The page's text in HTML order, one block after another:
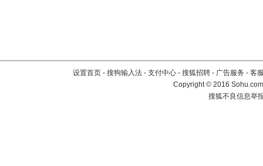
设置首页 - 搜狗输入法 - 支付中心 - 搜狐招聘 - 广告服务 - 客
Copyright©2016
搜狐不良信息举